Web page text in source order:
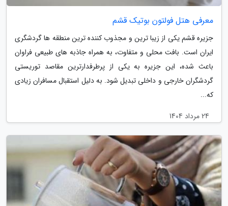
معرفی هتل فولتون بوتیک قشم
جزیره قشم یکی از زیبا ترین و مجذوب کننده ترین منطقه ها گردشگری
ایران است. بافت محلی و متفاوت، به همراه جاذبه های طبیعی فراوان
باعث شده، این جزیره به یکی از پرطرفدارترین مقاصد توریستی
گردشگران خارجی و داخلی تبدیل شود. به دلیل استقبال مسافران زیادی
که...
24 مرداد 1404